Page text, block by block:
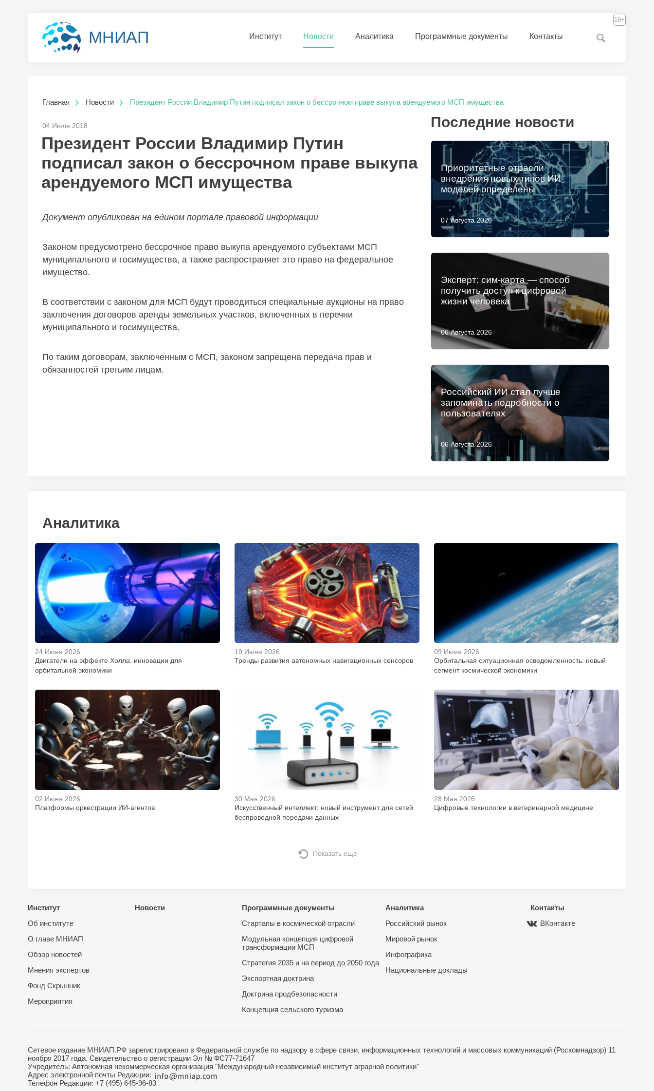
МНИАП Институт Новости Аналитика Программные документы Контакты
18+
Главная Новости Президент России Владимир Путин подписал закон о бессрочном праве выкупа арендуемого МСП имущества
04 Июля 2018
Президент России Владимир Путин
подписал закон о бессрочном праве выкупа
арендуемого МСП имущества
Документ опубликован на едином портале правовой информации
Законом предусмотрено бессрочное право выкупа арендуемого субъектами МСП
муниципального и госимущества, а также распространяет это право на федеральное
имущество.
В соответствии с законом для МСП будут проводиться специальные аукционы на право
заключения договоров аренды земельных участков, включенных в перечни
муниципального и госимущества.
По таким договорам, заключенным с МСП, законом запрещена передача прав и
обязанностей третьим лицам.
Последние новости
07 Августа 2026
Приоритетные отрасли
внедрения новых типов ИИ-
моделей определены
06 Августа 2026
Эксперт: сим-карта — способ
получить доступ к цифровой
жизни человека
06 Августа 2026
Российский ИИ стал лучше
запоминать подробности о
пользователях
Аналитика
24 Июня 2026
Двигатели на эффекте Холла: инновации для
орбитальной экономики
19 Июня 2026
Тренды развития автономных навигационных сенсоров
09 Июня 2026
Орбитальная ситуационная осведомленность: новый
сегмент космической экономики
02 Июня 2026
Платформы оркестрации ИИ-агентов
30 Мая 2026
Искусственный интеллект: новый инструмент для сетей
беспроводной передачи данных
28 Мая 2026
Цифровые технологии в ветеринарной медицине
Показать еще
Институт
Об институте
О главе МНИАП
Обзор новостей
Мнения экспертов
Фонд Скрынник
Мероприятия
Новости
Программные документы
Стартапы в космической отрасли
Модульная концепция цифровой
трансформации МСП
Стратегия 2035 и на период до 2050 года
Экспортная доктрина
Доктрина продбезопасности
Концепция сельского туризма
Аналитика
Российский рынок
Мировой рынок
Инфографика
Национальные доклады
Контакты
ВКонтакте
Сетевое издание МНИАП.РФ зарегистрировано в Федеральной службе по надзору в сфере связи, информационных технологий и массовых коммуникаций (Роскомнадзор) 11
ноября 2017 года. Свидетельство о регистрации Эл № ФС77-71647
Учредитель: Автономная некоммерческая организация "Международный независимый институт аграрной политики"
Адрес электронной почты Редакции:
Телефон Редакции: +7 (495) 645-96-83